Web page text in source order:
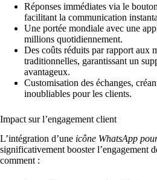
Réponses immédiates via le
facilitant la communication
Une portée mondiale avec une
millions quotidiennement.
Des coûts réduits par rapport aux
traditionnelles, garantissant un
avantageux.
Customisation des échanges,
inoubliables pour les clients.
Impact sur l’engagement client
L’intégration d’une icône WhatsApp
significativement booster l’engagement
comment :